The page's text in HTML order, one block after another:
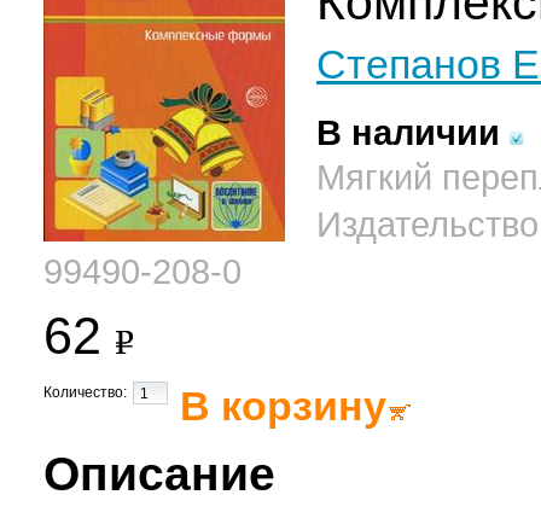
Степанов
В наличии
Мягкий
99490-208-0
62
Количество: В корзину
Описание